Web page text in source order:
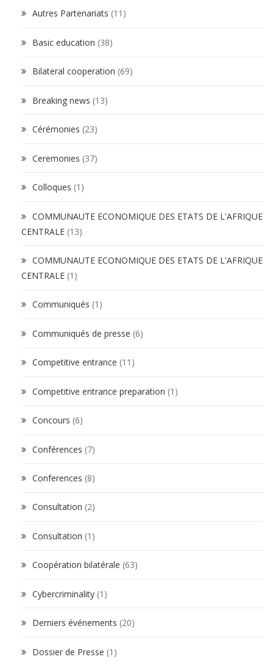
Autres Partenariats (11)
Basic education (38)
Bilateral cooperation (69)
Breaking news (13)
Cérémonies (23)
Ceremonies (37)
Colloques (1)
COMMUNAUTE ECONOMIQUE DES ETATS DE L'AFRIQUE
CENTRALE (13)
COMMUNAUTE ECONOMIQUE DES ETATS DE L'AFRIQUE
CENTRALE (1)
Communiqués (1)
Communiqués de presse (6)
Competitive entrance (11)
Competitive entrance preparation (1)
Concours (6)
Conférences (7)
Conferences (8)
Consultation (2)
Consultation (1)
Coopération bilatérale (63)
Cybercriminality (1)
Derniers événements (20)
Dossier de Presse (1)